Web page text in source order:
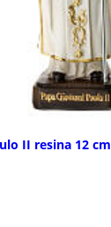
II resina 12 cm